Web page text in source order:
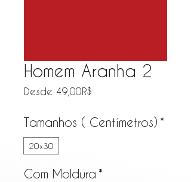
Homem Aranha 2
Desde 49,00R$
Tamanhos ( Centímetros) *
20x30
Com Moldura *